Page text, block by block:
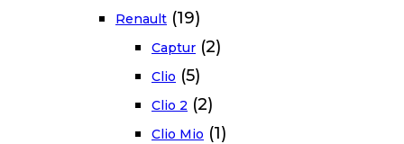
Renault (19)
Captur (2)
Clio (5)
Clio 2 (2)
Clio Mio (1)